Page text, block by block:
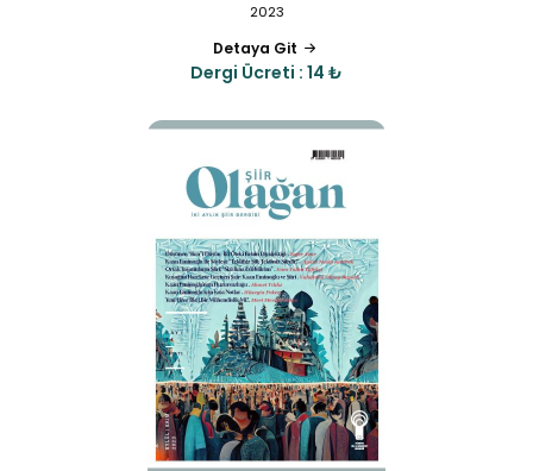
2023
Detaya Git
Dergi Ücreti : 14 ₺